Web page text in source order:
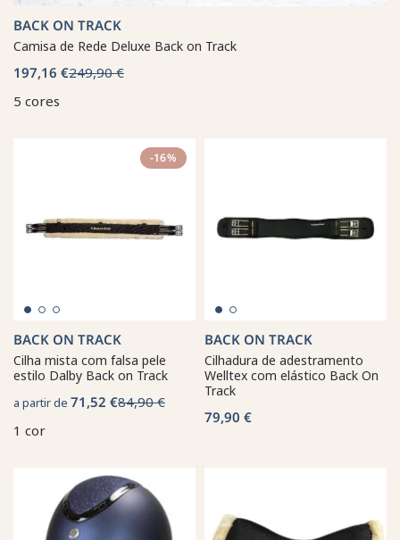
BACK ON TRACK
Camisa de Rede Deluxe Back on Track
197,16 €249,90 €
5 cores
-16%
BACK ON TRACK
Cilha mista com falsa pele
estilo Dalby Back on Track
a partir de 71,52 €84,90 €
1 cor
BACK ON TRACK
Cilhadura de adestramento
Welltex com elástico Back On
Track
79,90 €